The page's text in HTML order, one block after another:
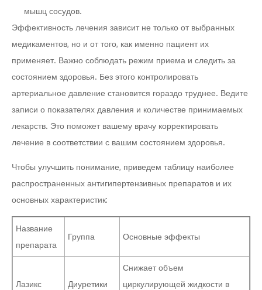
мышц сосудов.
Эффективность лечения зависит не только от выбранных
медикаментов, но и от того, как именно пациент их
применяет. Важно соблюдать режим приема и следить за
состоянием здоровья. Без этого контролировать
артериальное давление становится гораздо труднее. Ведите
записи о показателях давления и количестве принимаемых
лекарств. Это поможет вашему врачу корректировать
лечение в соответствии с вашим состоянием здоровья.
Чтобы улучшить понимание, приведем таблицу наиболее
распространенных антигипертензивных препаратов и их
основных характеристик:
Название
препарата
Группа Основные эффекты
Лазикс Диуретики
Снижает объем
циркулирующей жидкости в